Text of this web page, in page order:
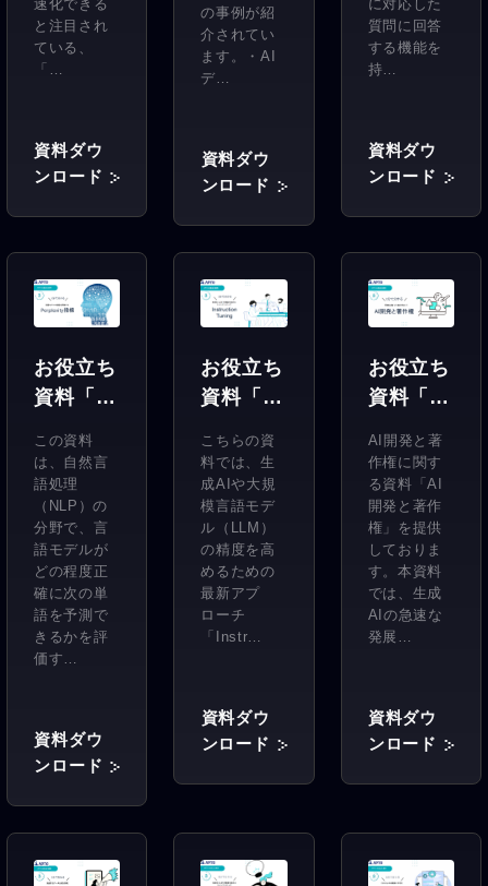
速化できる
と注目され
ている、
「…
資料ダウ
ンロード
事例集
の事例が紹
介されてい
ます。・AI
デ…
資料ダウ
ンロード
に対応した
質問に回答
する機能を
持…
資料ダウ
ンロード
お役立ち
資料「3
る
Perplexi
ty指標」
この資料
は、自然言
語処理
（NLP）の
分野で、言
語モデルが
どの程度正
確に次の単
語を予測で
きるかを評
価す…
資料ダウ
ンロード
お役立ち
資料「3
る
Instructi
on
Tuning
」
こちらの資
料では、生
成AIや大規
模言語モデ
ル（LLM）
の精度を高
めるための
最新アプ
ローチ
「Instr…
資料ダウ
ンロード
お役立ち
資料「3
るAI開発
と著作
権」
AI開発と著
作権に関す
る資料「AI
開発と著作
権」を提供
しておりま
す。本資料
では、生成
AIの急速な
発展…
資料ダウ
ンロード